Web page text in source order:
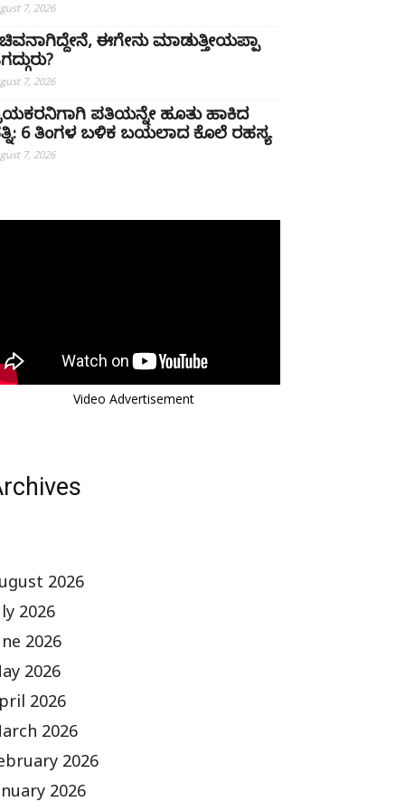
7, 2026
ಈಗೇನು ಮಾಡುತ್ತೀಯಪ್ಪಾ
7, 2026
ಪತಿಯನ್ನೇ ಹೂತು ಹಾಕಿದ
6 ತಿಂಗಳ ಬಳಿಕ ಬಯಲಾದ ಕೊಲೆ ರಹಸ್ಯ
7, 2026
Video Advertisement
2026
2026
2026
2026
2026
2026
2026
2026